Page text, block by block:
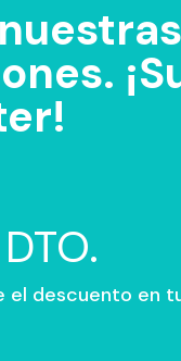
DTO.
el descuento en